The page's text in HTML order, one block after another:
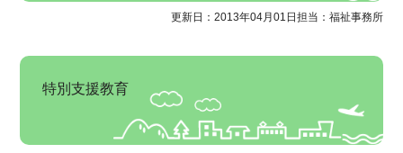
更新日：2013年04月01日 担当：福祉事務所
特別支援教育